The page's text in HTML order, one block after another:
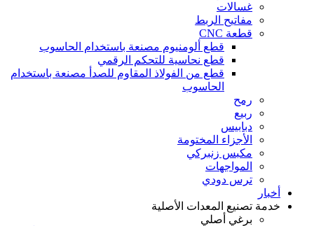
غسالات
مفاتيح الربط
قطعة CNC
قطع ألومنيوم مصنعة باستخدام الحاسوب
قطع نحاسية للتحكم الرقمي
قطع من الفولاذ المقاوم للصدأ مصنعة باستخدام
الحاسوب
رمح
ربيع
دبابيس
الأجزاء المختومة
مكبس زنبركي
المواجهات
ترس دودي
أخبار
خدمة تصنيع المعدات الأصلية
برغي أصلي